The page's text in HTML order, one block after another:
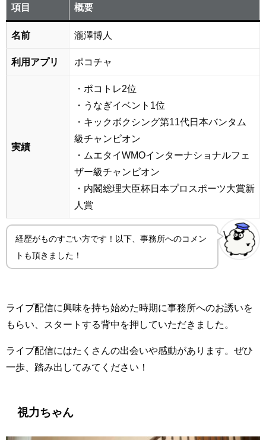
項目 概要
名前 瀧澤博人
利用アプリ ポコチャ
実績
・ポコトレ2位
・うなぎイベント1位
・キックボクシング第11代日本バンタム
級チャンピオン
・ムエタイWMOインターナショナルフェ
ザー級チャンピオン
・内閣総理大臣杯日本プロスポーツ大賞新
人賞
経歴がものすごい方です！以下、事務所へのコメン
トも頂きました！
ライブ配信に興味を持ち始めた時期に事務所へのお誘いを
もらい、スタートする背中を押していただきました。
ライブ配信にはたくさんの出会いや感動があります。ぜひ
一歩、踏み出してみてください！
視力ちゃん